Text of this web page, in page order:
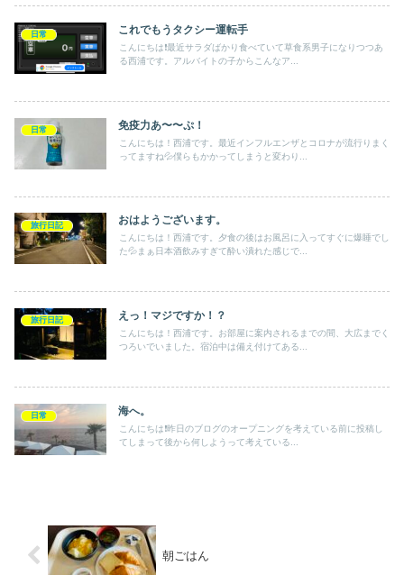
日常 これでもうタクシー運転手
こんにちは❗️最近サラダばかり食べていて草食系男子になりつつあ
る西浦です。アルバイトの子からこんなア...
日常 免疫力あ〜〜ぷ！
こんにちは！西浦です。最近インフルエンザとコロナが流行りまく
ってますね💦僕らもかかってしまうと変わり...
旅行日記 おはようございます。
こんにちは！西浦です。夕食の後はお風呂に入ってすぐに爆睡でし
た💦まぁ日本酒飲みすぎて酔い潰れた感じで...
旅行日記 えっ！マジですか！？
こんにちは！西浦です。お部屋に案内されるまでの間、大広までく
つろいでいました。宿泊中は備え付けてある...
日常 海へ。
こんにちは❗️昨日のブログのオープニングを考えている前に投稿し
てしまって後から何しようって考えている...
朝ごはん